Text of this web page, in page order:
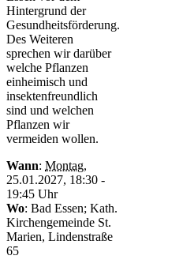
Hintergrund der
Gesundheitsförderung.
Des Weiteren
sprechen wir darüber
welche Pflanzen
einheimisch und
insektenfreundlich
sind und welchen
Pflanzen wir
vermeiden wollen.
Wann: Montag,
25.01.2027, 18:30 -
19:45 Uhr
Wo: Bad Essen; Kath.
Kirchengemeinde St.
Marien, Lindenstraße
65